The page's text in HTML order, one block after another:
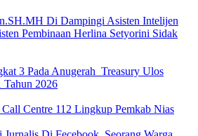
Di Dampingi Asisten Intelijen
Pembinaan Herlina Setyorini Sidak
3 Pada Anugerah Treasury Ulos
Tahun 2026
Centre 112 Lingkup Pemkab Nias